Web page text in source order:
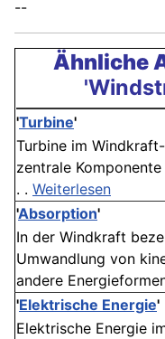
--
Ähnliche
'Turbine'
Turbine im
zentrale
. . Weiterlesen
'Absorption'
In der Windkraft
Umwandlung von
andere
'Elektrische Energie'
Elektrische Energie